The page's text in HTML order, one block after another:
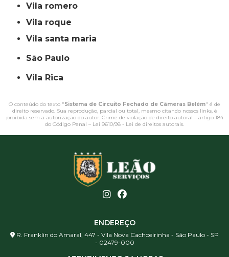
vila romero
vila roque
vila santa maria
São Paulo
Vila Rica
O conteúdo do texto "Sistema de Circuito Fechado de Câmeras Belém" é de
direito reservado. Sua reprodução, parcial ou total, mesmo citando nossos links, é
proibida sem a autorização do autor. Crime de violação de direito autoral – artigo 184
do Código Penal – Lei 9610/98 - Lei de direitos autorais.
ENDEREÇO
R. Franklin do Amaral, 447 - Vila Nova Cachoeirinha - São Paulo - SP
- 02479-000